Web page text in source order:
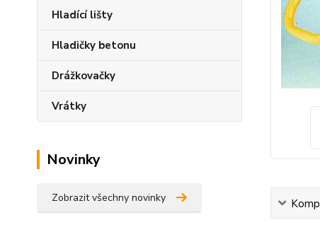
Hladící lišty
Hladičky betonu
Drážkovačky
Vrátky
Novinky
Zobrazit všechny novinky